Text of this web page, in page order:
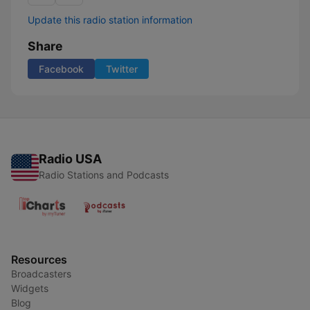
Update this radio station information
Share
Facebook Twitter
Radio USA
Radio Stations and Podcasts
Resources
Broadcasters
Widgets
Blog